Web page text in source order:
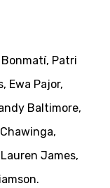
Patri
Ewa Pajor,
Baltimore,
James,